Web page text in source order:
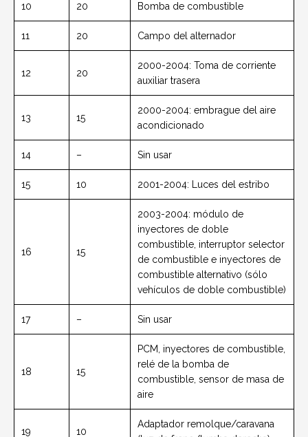
10 20 Bomba de combustible
11 20 Campo del alternador
12 20
2000-2004: Toma de corriente
auxiliar trasera
13 15
2000-2004: embrague del aire
acondicionado
14 – Sin usar
15 10 2001-2004: Luces del estribo
16 15
2003-2004: módulo de
inyectores de doble
combustible, interruptor selector
de combustible e inyectores de
combustible alternativo (sólo
vehículos de doble combustible)
17 – Sin usar
18 15
PCM, inyectores de combustible,
relé de la bomba de
combustible, sensor de masa de
aire
19 10
Adaptador remolque/caravana